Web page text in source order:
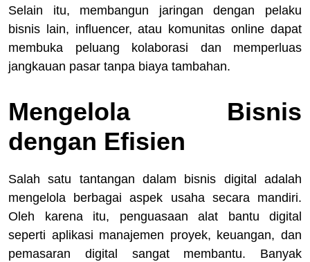
Selain itu, membangun jaringan dengan pelaku
bisnis lain, influencer, atau komunitas online dapat
membuka peluang kolaborasi dan memperluas
jangkauan pasar tanpa biaya tambahan.
Mengelola Bisnis
dengan Efisien
Salah satu tantangan dalam bisnis digital adalah
mengelola berbagai aspek usaha secara mandiri.
Oleh karena itu, penguasaan alat bantu digital
seperti aplikasi manajemen proyek, keuangan, dan
pemasaran digital sangat membantu. Banyak